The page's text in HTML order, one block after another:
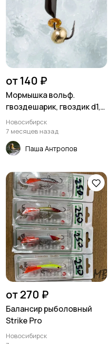
от 140 ₽
Мормышка вольф.
гвоздешарик, гвоздик d1,5
мм
Новосибирск
7 месяцев назад
Паша Антропов
от 270 ₽
Балансир рыболовный
Strike Pro
Новосибирск